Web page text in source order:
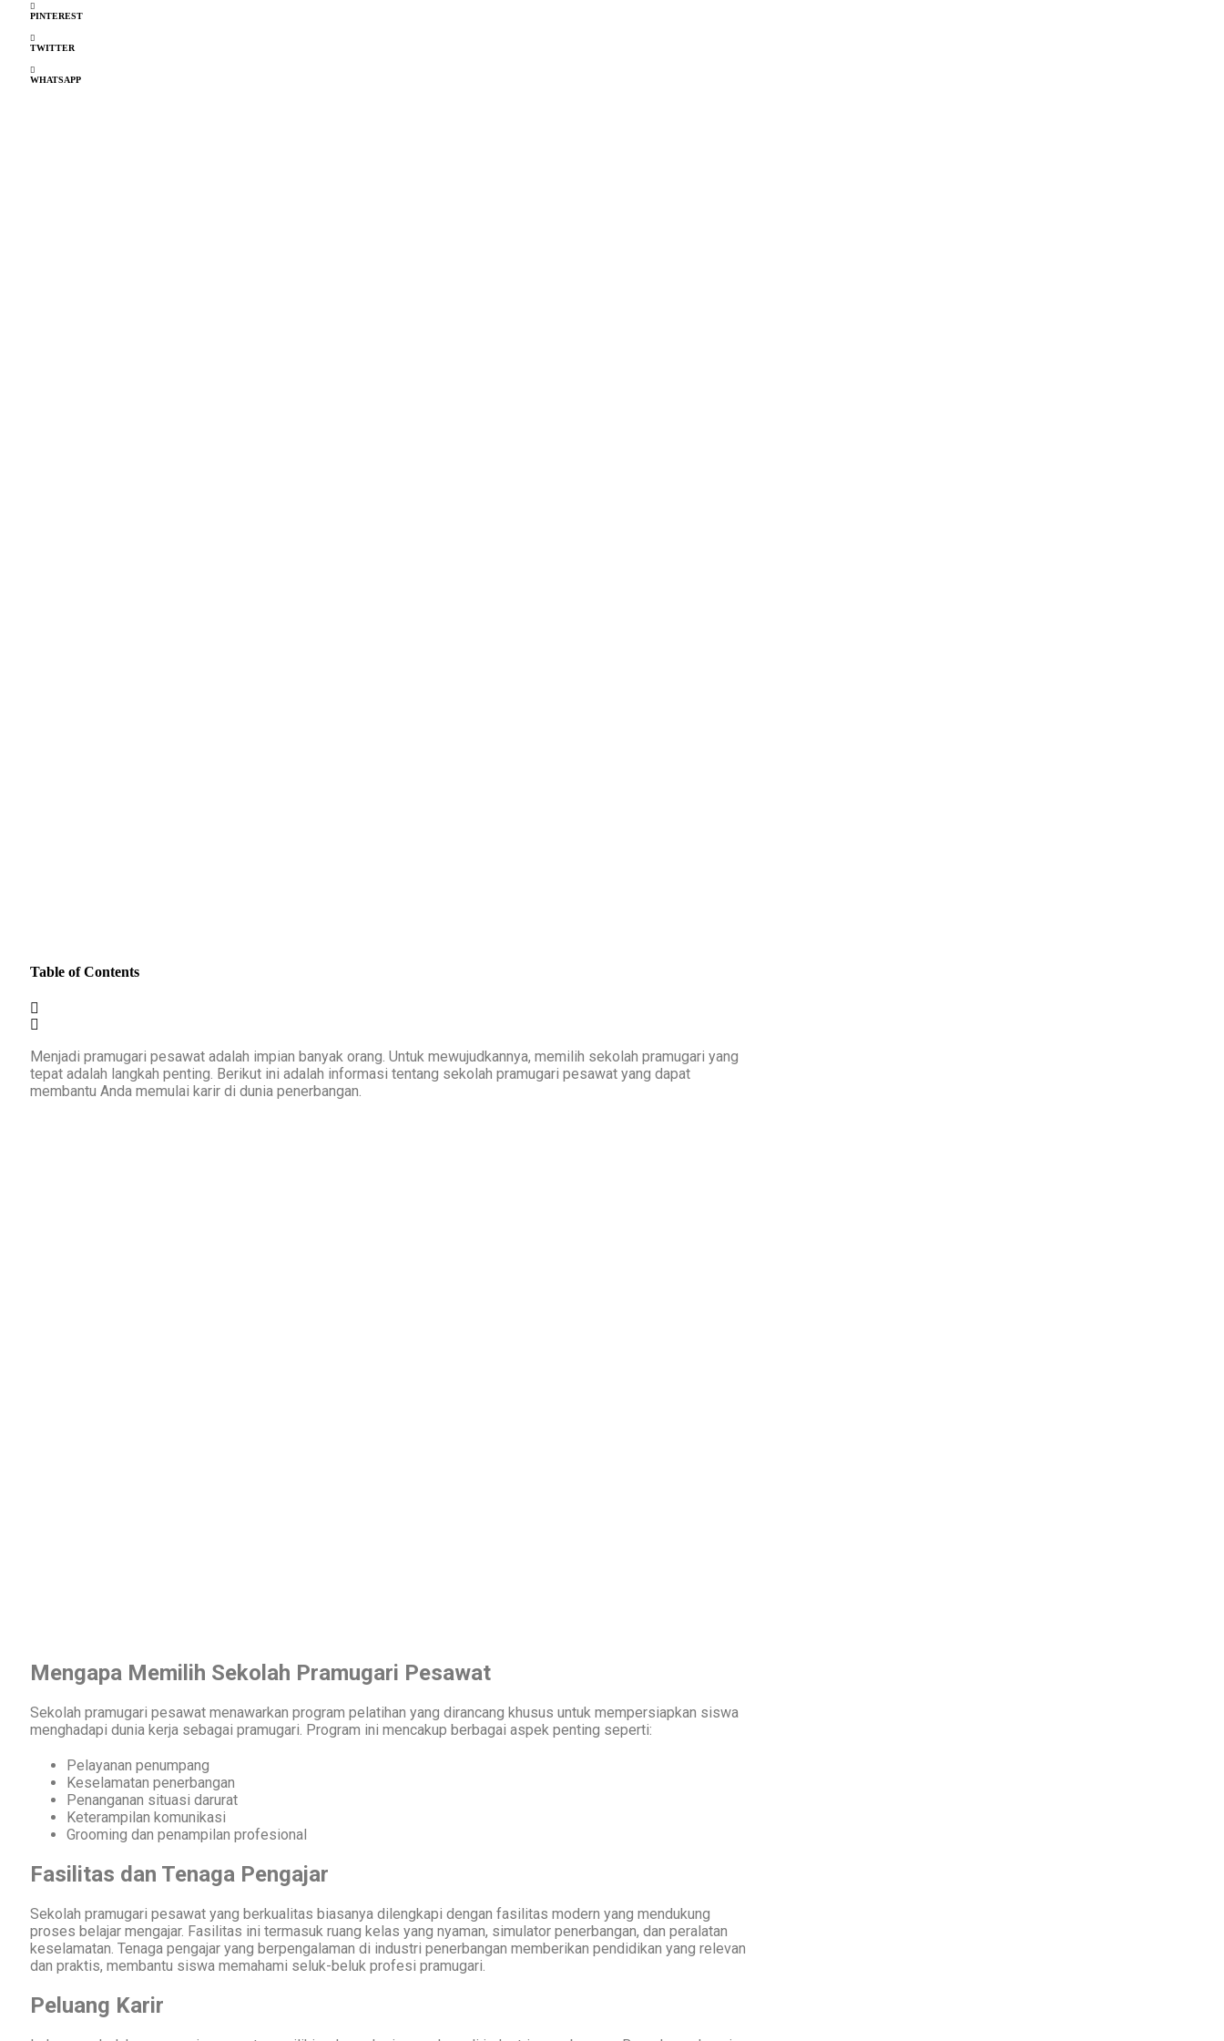
PINTEREST
TWITTER
WHATSAPP
Table of Contents
Menjadi pramugari pesawat adalah impian banyak orang. Untuk mewujudkannya, memilih sekolah pramugari yang
tepat adalah langkah penting. Berikut ini adalah informasi tentang sekolah pramugari pesawat yang dapat
membantu Anda memulai karir di dunia penerbangan.
Mengapa Memilih Sekolah Pramugari Pesawat
Sekolah pramugari pesawat menawarkan program pelatihan yang dirancang khusus untuk mempersiapkan siswa
menghadapi dunia kerja sebagai pramugari. Program ini mencakup berbagai aspek penting seperti:
Pelayanan penumpang
Keselamatan penerbangan
Penanganan situasi darurat
Keterampilan komunikasi
Grooming dan penampilan profesional
Fasilitas dan Tenaga Pengajar
Sekolah pramugari pesawat yang berkualitas biasanya dilengkapi dengan fasilitas modern yang mendukung
proses belajar mengajar. Fasilitas ini termasuk ruang kelas yang nyaman, simulator penerbangan, dan peralatan
keselamatan. Tenaga pengajar yang berpengalaman di industri penerbangan memberikan pendidikan yang relevan
dan praktis, membantu siswa memahami seluk-beluk profesi pramugari.
Peluang Karir